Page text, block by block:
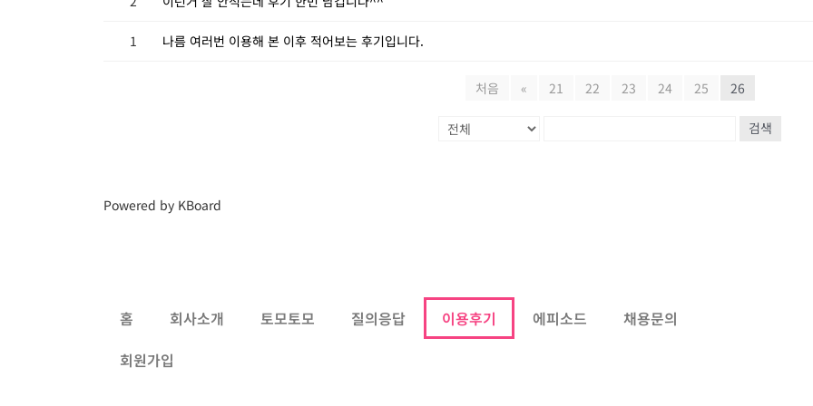
1 나름 여러번 이용해 본 이후 적어보는 후기입니다.
처음 « 21 22 23 24 25 26
검색
Powered by KBoard
홈 회사소개 토모토모 질의응답 이용후기 에피소드
채용문의
회원가입